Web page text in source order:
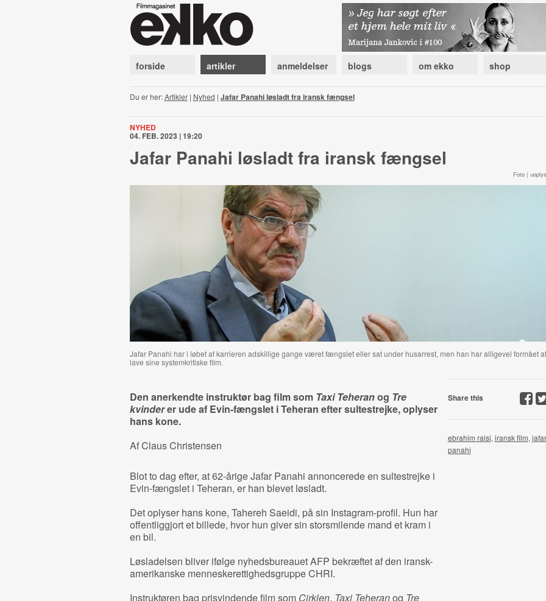
forside artikler anmeldelser blogs om ekko shop
Du er her:Artikler| Nyhed | Jafar Panahi løsladt fra iransk fængsel
NYHED
04. FEB. 2023 | 19:20
Jafar Panahi løsladt fra iransk fængsel
Foto |
Jafar Panahi har i løbet af karrieren adskillige gange været fængslet eller sat under husarrest, men han har alligevel formået at
lave sine systemkritiske film.
Den anerkendte instruktør bag film som Taxi Teheranog Tre
kvinderer ude af Evin-fængslet i Teheran efter sultestrejke, oplyser
hans kone.
Af Claus Christensen
Blot to dag efter, at 62-årige Jafar Panahi annoncerede en sultestrejke i
Evin-fængslet i Teheran, er han blevet løsladt.
Det oplyser hans kone, Tahereh Saeidi, på sin Instagram-profil. Hun har
offentliggjort et billede, hvor hun giver sin storsmilende mand et kram i
en bil.
Løsladelsen bliver ifølge nyhedsbureauet AFP bekræftet af den iransk-
amerikanske menneskerettighedsgruppe CHRI.
Instruktøren bag prisvindende film som Cirklen, Taxi Teheranog Tre
Share this
ebrahim raisi, iransk film, jafar
panahi